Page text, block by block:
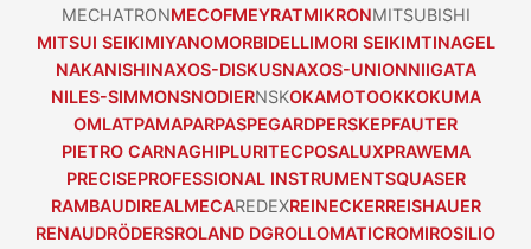
MECHATRONMECOFMEYRATMIKRONMITSUBISHI
MITSUI SEIKIMIYANOMORBIDELLIMORI SEIKIMTINAGEL
NAKANISHINAXOS-DISKUSNAXOS-UNIONNIIGATA
NILES-SIMMONSNODIERNSKOKAMOTOOKKOKUMA
OMLATPAMAPARPASPEGARDPERSKEPFAUTER
PIETRO CARNAGHIPLURITECPOSALUXPRAWEMA
PRECISEPROFESSIONAL INSTRUMENTSQUASER
RAMBAUDIREALMECAREDEXREINECKERREISHAUER
RENAUDRÖDERSROLAND DGROLLOMATICROMIROSILIO